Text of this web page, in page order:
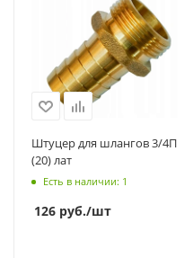
Штуцер для шлангов 3/4П
(20) лат
Есть в наличии: 1
126 руб./шт